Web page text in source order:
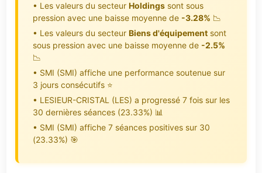
• Les valeurs du secteurHoldings sont sous
pression avec une baisse moyenne de -3.28% 📉
• Les valeurs du secteurBiens d'équipement sont
sous pression avec une baisse moyenne de -2.5%
📉
• SMI (SMI) affiche une performance soutenue sur
3 jours consécutifs ⭐
• LESIEUR-CRISTAL (LES) a progressé 7 fois sur les
30 dernières séances (23.33%) 📊
• SMI (SMI) affiche 7 séances positives sur 30
(23.33%) 🎯